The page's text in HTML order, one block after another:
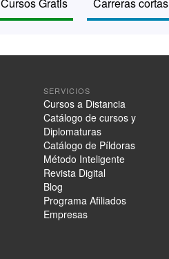
Cursos Gratis Carreras cortas
SERVICIOS
Cursos a Distancia
Catálogo de cursos y
Diplomaturas
Catálogo de Píldoras
Método Inteligente
Revista Digital
Blog
Programa Afiliados
Empresas